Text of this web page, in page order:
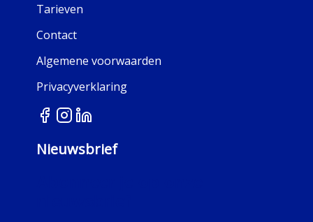
Tarieven
Contact
Algemene voorwaarden
Privacyverklaring
Nieuwsbrief